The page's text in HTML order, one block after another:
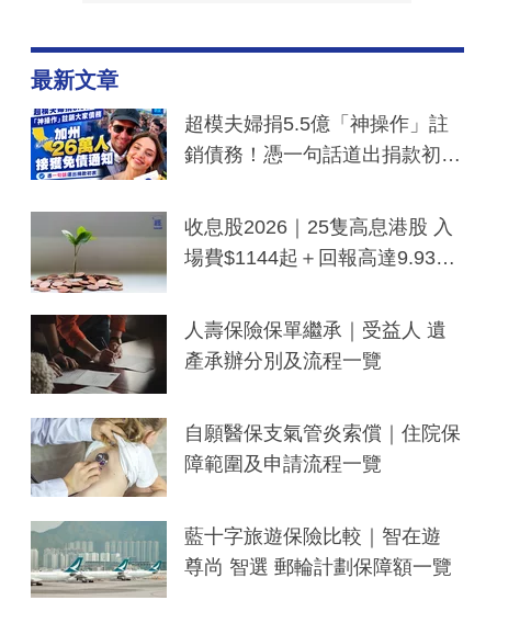
最新文章
超模夫婦捐5.5億「神操作」註
銷債務！憑一句話道出捐款初
一度被誤當詐騙手段
收息股2026｜25隻高息港股 入
場費$1144起＋回報高達9.93
人壽保險保單繼承｜受益人 遺
產承辦分別及流程一覽
自願醫保支氣管炎索償｜住院保
障範圍及申請流程一覽
藍十字旅遊保險比較｜智在遊
尊尚 智選 郵輪計劃保障額一覽